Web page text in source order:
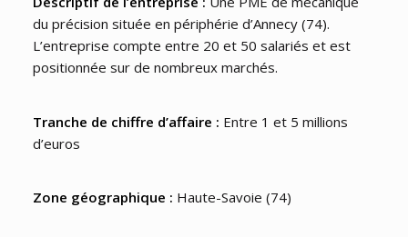
du précision située en périphérie d’Annecy (74).
L’entreprise compte entre 20 et 50 salariés et est
positionnée sur de nombreux marchés.
Tranche de chiffre d’affaire : Entre 1 et 5 millions
d’euros
Zone géographique : Haute-Savoie (74)